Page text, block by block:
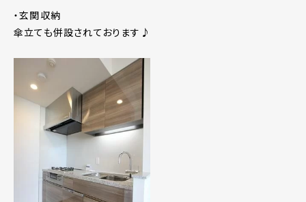
・玄関収納
傘立ても併設されております♪